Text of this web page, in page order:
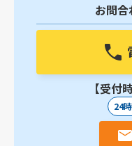
お問
【受付
24